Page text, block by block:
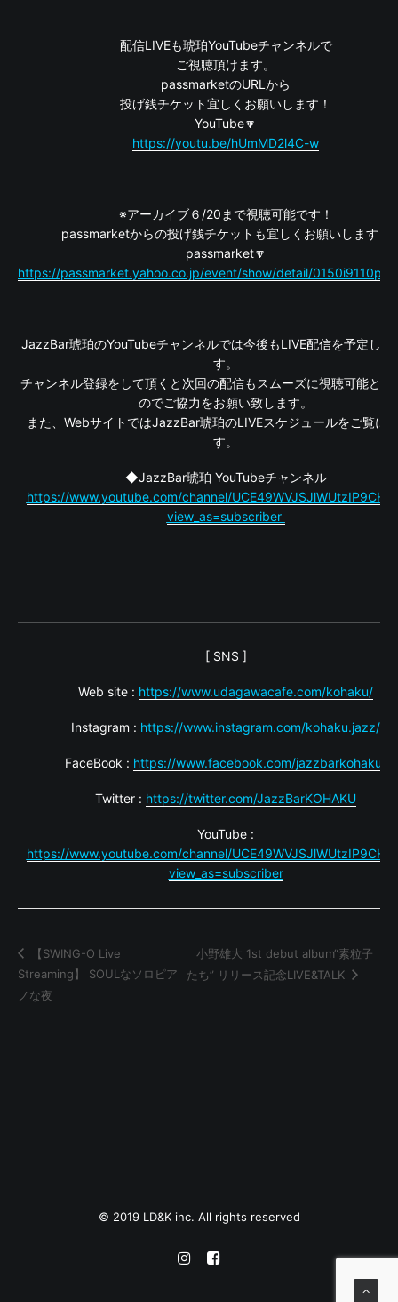
配信LIVEも琥珀YouTubeチャンネルで
ご視聴頂けます。
passmarketのURLから
投げ銭チケット宜しくお願いします！
YouTube🔽
https://youtu.be/hUmMD2l4C-w
※アーカイブ６/20まで視聴可能です！
passmarketからの投げ銭チケットも宜しくお願いします！
passmarket🔽
https://passmarket.yahoo.co.jp/event/show/detail/
JazzBar琥珀のYouTubeチャンネルでは今後もLIVE配信を予定して
す。
チャンネル登録をして頂くと次回の配信もスムーズに視聴可能とな
のでご協力をお願い致します。
また、WebサイトではJazzBar琥珀のLIVEスケジュールをご覧に
す。
◆JazzBar琥珀 YouTubeチャンネル
https://www.youtube.com/channel/
view_as=subscriber
[ SNS ]
Web site : https://www.udagawacafe.com/kohaku/
Instagram : https://www.instagram.com/kohaku.jazz/
FaceBook : https://www.facebook.com/jazzbarkohaku/
Twitter : https://twitter.com/JazzBarKOHAKU
YouTube :
https://www.youtube.com/channel/
view_as=subscriber
【SWING-O Live
Streaming】 SOULなソロピア
ノな夜
小野雄大 1st debut album“素粒子
たち” リリース記念LIVE&TALK
© 2019 LD&K inc. All rights reserved